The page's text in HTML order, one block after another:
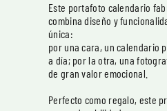
Este portafoto calendario
combina diseño y
única:
por una cara, un calendario
a día; por la otra, una
de gran valor emocional.
Perfecto como regalo, este